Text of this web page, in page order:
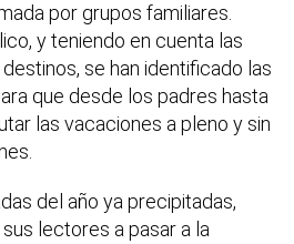
por grupos familiares.
y teniendo en cuenta las
se han identificado las
que desde los padres hasta
las vacaciones a pleno y sin
del año ya precipitadas,
lectores a pasar a la